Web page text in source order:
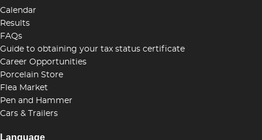
Calendar
Results
FAQs
Guide to obtaining your tax status certificate
Career Opportunities
Porcelain Store
Flea Market
Pen and Hammer
Cars & Trailers
Language